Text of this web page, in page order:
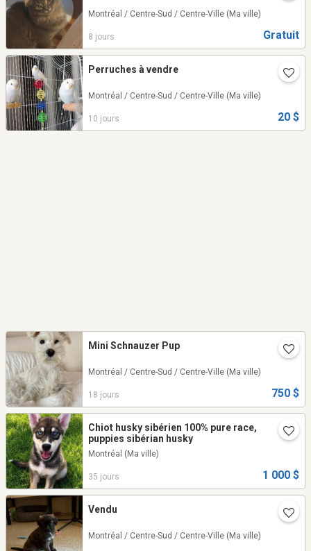
Montréal / Centre-Sud / Centre-Ville (Ma ville)
8 jours Gratuit
Perruches à vendre
Montréal / Centre-Sud / Centre-Ville (Ma ville)
10 jours 20 $
Mini Schnauzer Pup
Montréal / Centre-Sud / Centre-Ville (Ma ville)
18 jours 750 $
Chiot husky sibérien 100% pure race,
puppies sibérian husky
Montréal (Ma ville)
35 jours 1 000 $
Vendu
Montréal / Centre-Sud / Centre-Ville (Ma ville)